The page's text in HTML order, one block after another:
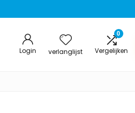
Login verlanglijst
0
Vergelijken